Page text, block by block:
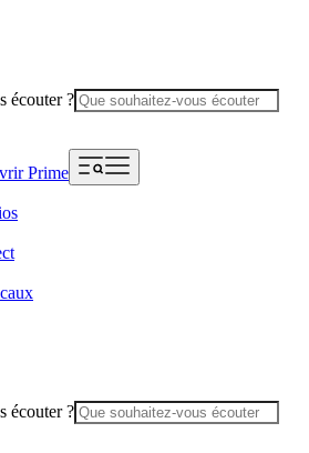
écouter ?
Prime
écouter ?